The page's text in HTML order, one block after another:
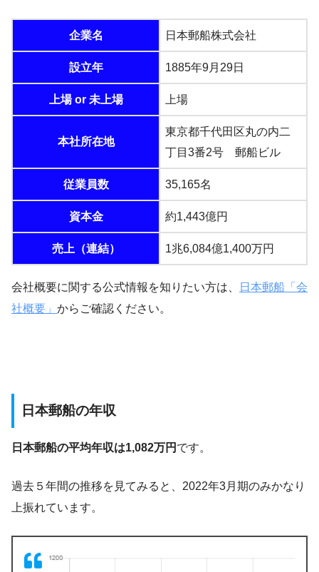
企業名 日本郵船株式会社
設立年 1885年9月29日
上場 or 未上場 上場
本社所在地
東京都千代田区丸の内二
丁目3番2号 郵船ビル
従業員数 35,165名
資本金 約1,443億円
売上（連結） 1兆6,084億1,400万円
会社概要に関する公式情報を知りたい方は、
日本郵船「会
社概要」 からご確認ください。
日本郵船の年収
日本郵船の平均年収は1,082万円 です。
過去５年間の推移を見てみると、2022年3月期のみかなり
上振れています。